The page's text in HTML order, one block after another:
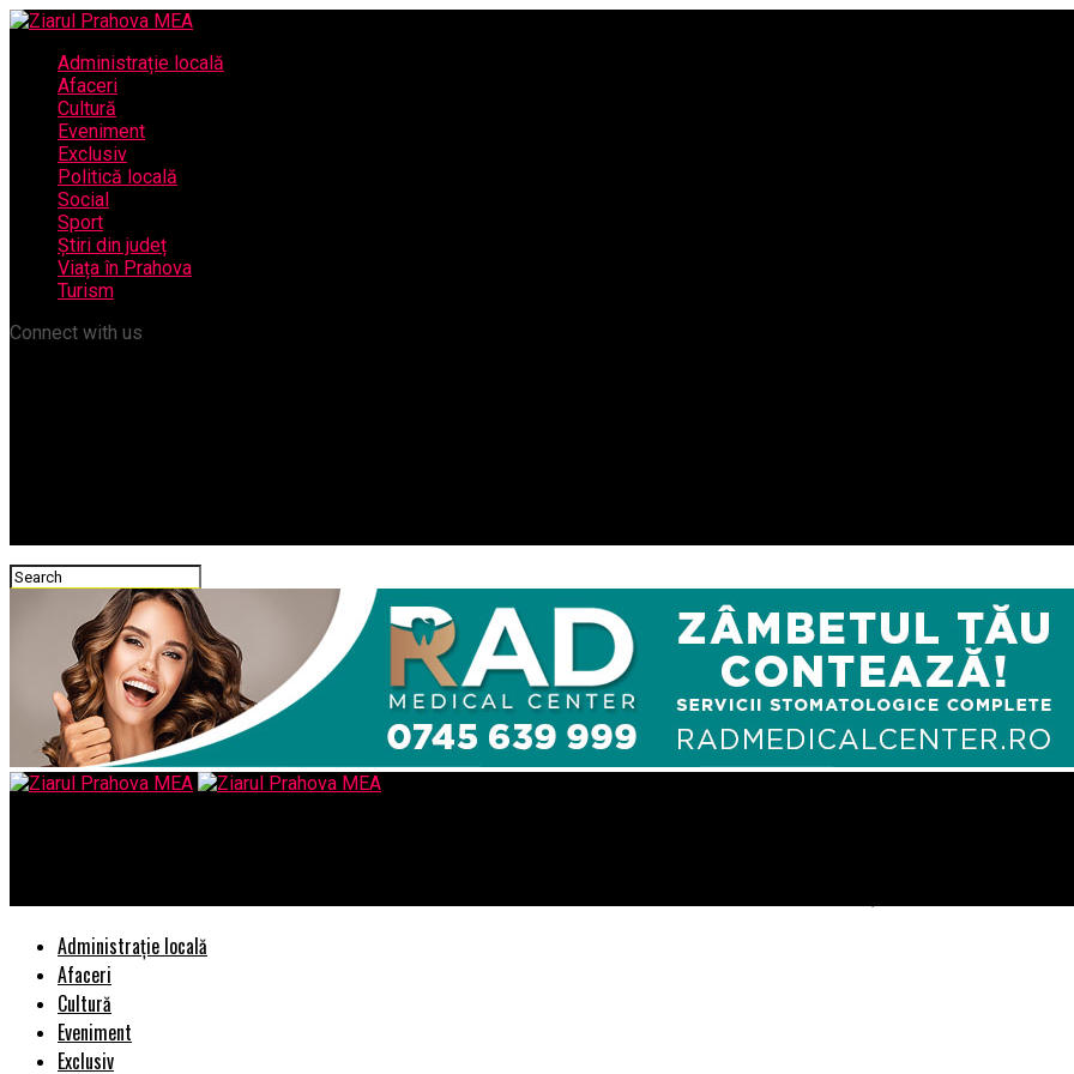
Administrație locală
Afaceri
Cultură
Eveniment
Exclusiv
Politică locală
Social
Sport
Știri din județ
Viața în Prahova
Turism
Connect with us
Administrație locală
Afaceri
Cultură
Eveniment
Exclusiv